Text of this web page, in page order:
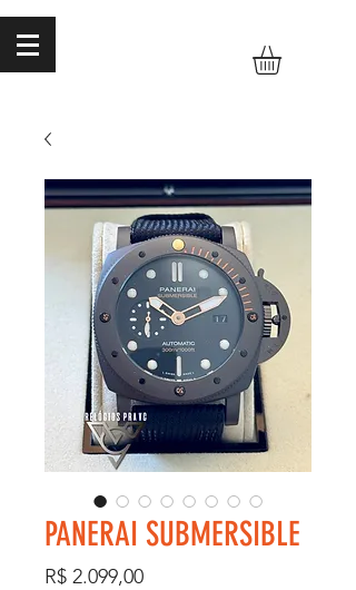
PANERAI SUBMERSIBLE
R$ 2.099,00Preço